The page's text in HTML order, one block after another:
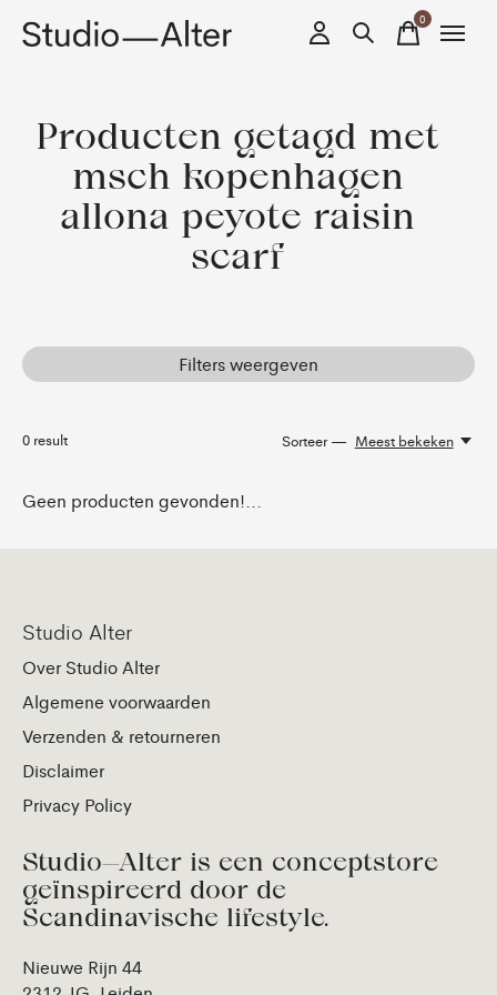
0items
Producten getagd met
msch kopenhagen
allona peyote raisin
scarf
Filters weergeven
0 result Sorteer — Meest bekeken
Geen producten gevonden!...
Studio Alter
Over Studio Alter
Algemene voorwaarden
Verzenden & retourneren
Disclaimer
Privacy Policy
Studio—Alter is een conceptstore
geïnspireerd door de
Scandinavische lifestyle.
Nieuwe Rijn 44